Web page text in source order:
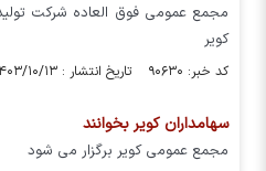
مجمع عمومی فوق العاده شرکت
کویر
کد خبر: ۹۰۶۳۰ تاریخ انتشار : ۱۴۰۳/۱۰/۱۳
سهامداران کویر بخوانند
مجمع عمومی کویر برگزار می شود